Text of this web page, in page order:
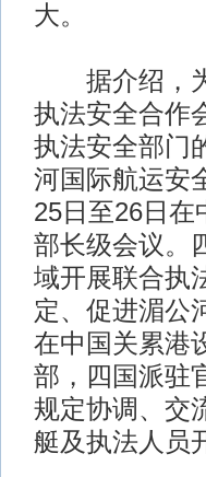
大。
据介绍，为
执法安全合作
执法安全部门
河国际航运安
25日至26日在
部长级会议。
域开展联合执
定、促进湄公
在中国关累港
部，四国派驻
规定协调、交
艇及执法人员